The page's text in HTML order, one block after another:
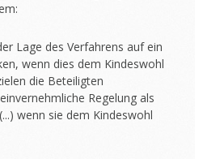
Lage des Verfahrens auf ein
wenn dies dem Kindeswohl
die Beteiligten
Regelung als
wenn sie dem Kindeswohl